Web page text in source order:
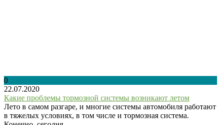
0
22.07.2020
Какие проблемы тормозной системы возникают летом
Лето в самом разгаре, и многие системы автомобиля работают
в тяжелых условиях, в том числе и тормозная система.